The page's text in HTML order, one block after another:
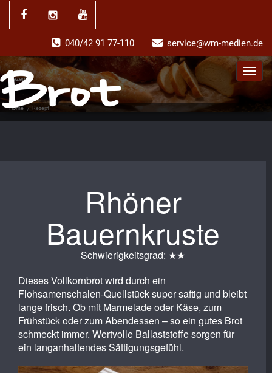
040/42 91 77-110 service@wm-medien.de
Rezept
Home / Rezept
Rhöner
Bauernkruste
Schwierigkeitsgrad: ★★
Dieses Vollkornbrot wird durch ein
Flohsamenschalen-Quellstück super saftig und bleibt
lange frisch. Ob mit Marmelade oder Käse, zum
Frühstück oder zum Abendessen – so ein gutes Brot
schmeckt immer. Wertvolle Ballaststoffe sorgen für
ein langanhaltendes Sättigungsgefühl.